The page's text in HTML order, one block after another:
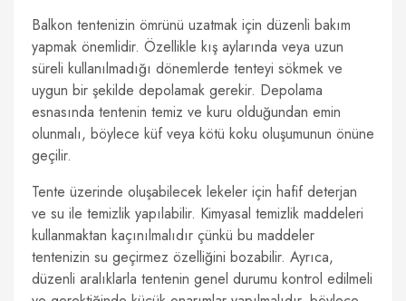
Balkon tentenizin ömrünü uzatmak için düzenli bakım
yapmak önemlidir. Özellikle kış aylarında veya uzun
süreli kullanılmadığı dönemlerde tenteyi sökmek ve
uygun bir şekilde depolamak gerekir. Depolama
esnasında tentenin temiz ve kuru olduğundan emin
olunmalı, böylece küf veya kötü koku oluşumunun önüne
geçilir.
Tente üzerinde oluşabilecek lekeler için hafif deterjan
ve su ile temizlik yapılabilir. Kimyasal temizlik maddeleri
kullanmaktan kaçınılmalıdır çünkü bu maddeler
tentenizin su geçirmez özelliğini bozabilir. Ayrıca,
düzenli aralıklarla tentenin genel durumu kontrol edilmeli